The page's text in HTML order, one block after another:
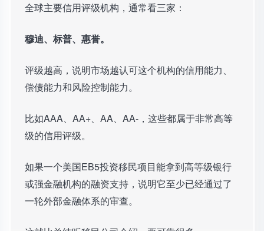
全球主要信用评级机构，通常看三家：
穆迪、标普、惠誉。
评级越高，说明市场越认可这个机构的信用能力、
偿债能力和风险控制能力。
比如AAA、AA+、AA、AA-，这些都属于非常高等
级的信用评级。
如果一个美国EB5投资移民项目能拿到高等级银行
或强金融机构的融资支持，说明它至少已经通过了
一轮外部金融体系的审查。